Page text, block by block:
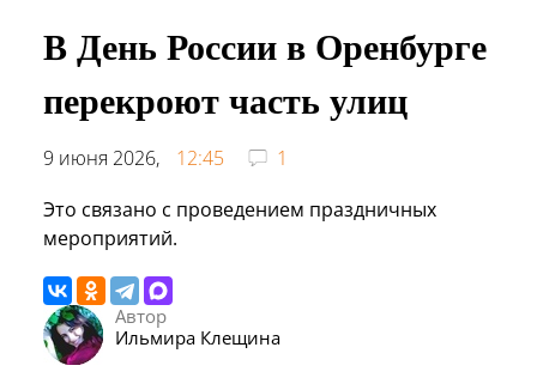
В День России в Оренбурге
перекроют часть улиц
9 июня 2026, 12:45
1
Это связано с проведением праздничных
мероприятий.
Автор
Ильмира Клещина